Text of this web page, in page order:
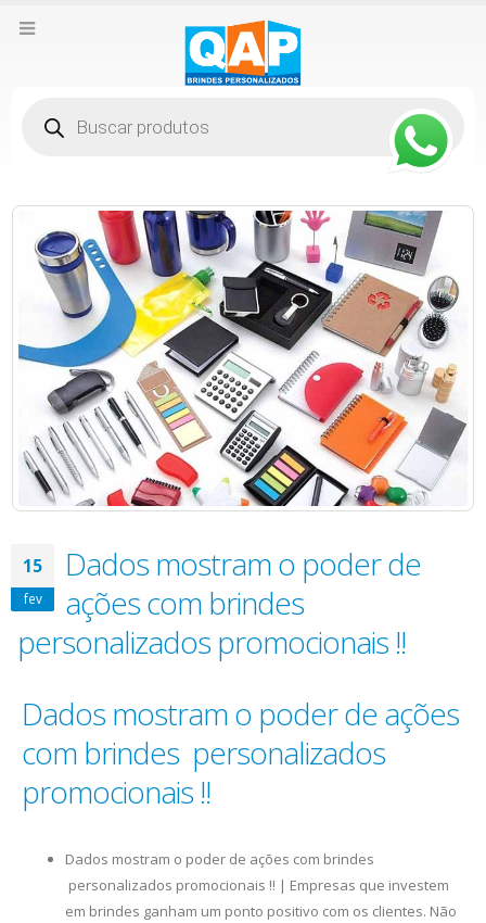
produtos
15
fev
Dados mostram o poder de
ações com brindes
personalizados promocionais !!
Dados mostram o poder de ações
com brindes personalizados
promocionais !!
Dados mostram o poder de ações com brindes
personalizados promocionais !! | Empresas que investem
em brindes ganham um ponto positivo com os clientes. Não